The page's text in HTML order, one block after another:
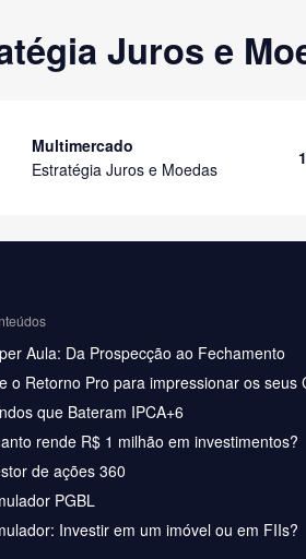
Juros e
Multimercado
Estratégia Juros e Moedas
Aula: Da Prospecção ao Fechamento
o Retorno Pro para impressionar os seus
que Bateram IPCA+6
rende R$ 1 milhão em investimentos?
de ações 360
PGBL
Investir em um imóvel ou em FIIs?